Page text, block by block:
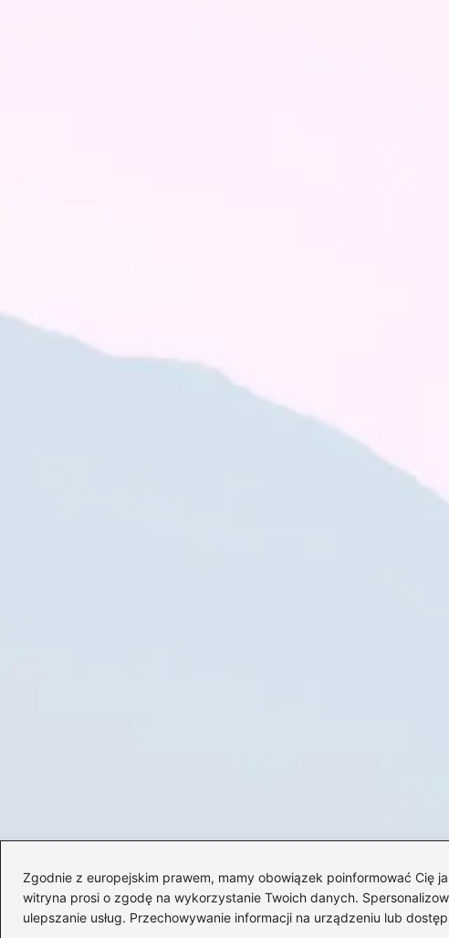
Zgodnie z europejskim prawem, mamy obowiązek poinformować Cię
witryna prosi o zgodę na wykorzystanie Twoich danych.
ulepszanie usług. Przechowywanie informacji na urządzeniu lub